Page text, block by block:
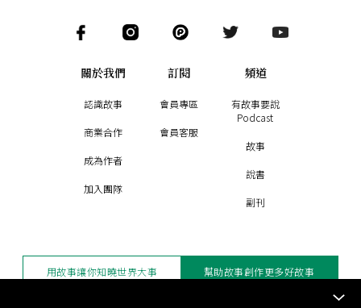
關於我們
認識故事
商業合作
成為作者
加入團隊
訂閱
會員專區
會員客服
頻道
有故事要說
Podcast
故事
說書
副刊
用故事讓你知曉世界大事 幫助故事創作更多好故事